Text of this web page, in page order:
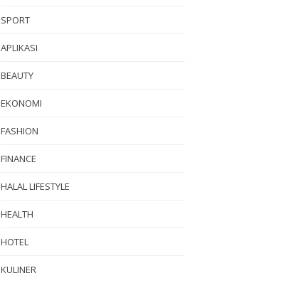
SPORT
APLIKASI
BEAUTY
EKONOMI
FASHION
FINANCE
HALAL LIFESTYLE
HEALTH
HOTEL
KULINER